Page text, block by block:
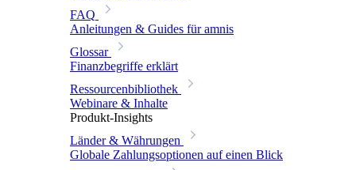
FAQ
Anleitungen & Guides für amnis
Glossar
Finanzbegriffe erklärt
Ressourcenbibliothek
Webinare & Inhalte
Produkt-Insights
Länder & Währungen
Globale Zahlungsoptionen auf einen Blick